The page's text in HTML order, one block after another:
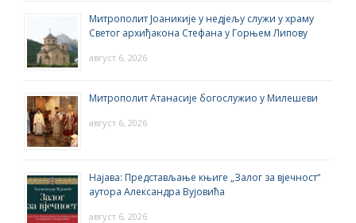
Митрополит Јоаникије у недјељу служи у храму
Светог архиђакона Стефана у Горњем Липову
август 6, 2026
Митрополит Атанасије богослужио у Милешеви
август 6, 2026
Најава: Представљање књиге „Залог за вјечност“
аутора Александра Вујовића
август 6, 2026